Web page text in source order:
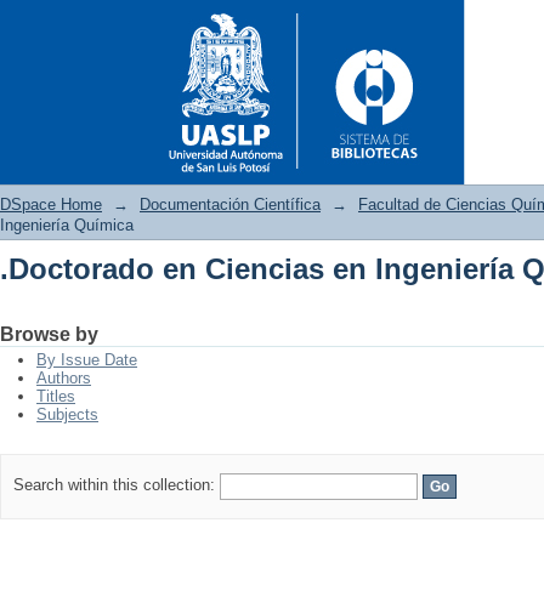
.Doctorado en Ciencias en
DSpace Home → Documentación Científica →
Facultad de Ciencias
Ingeniería Química
.Doctorado en Ciencias en Ingeniería
Browse by
By Issue Date
Authors
Titles
Subjects
Search within this collection: